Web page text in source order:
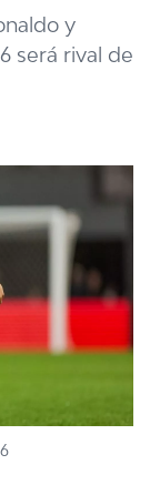
y
será rival de